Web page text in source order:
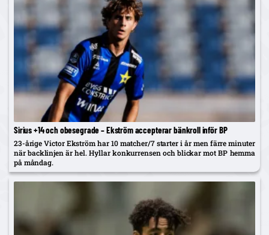
Sirius +14 och obesegrade – Ekström accepterar bänkroll inför BP
23-årige Victor Ekström har 10 matcher/7 starter i år men färre minuter
när backlinjen är hel. Hyllar konkurrensen och blickar mot BP hemma
på måndag.